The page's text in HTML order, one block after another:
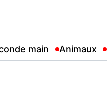
main Animaux